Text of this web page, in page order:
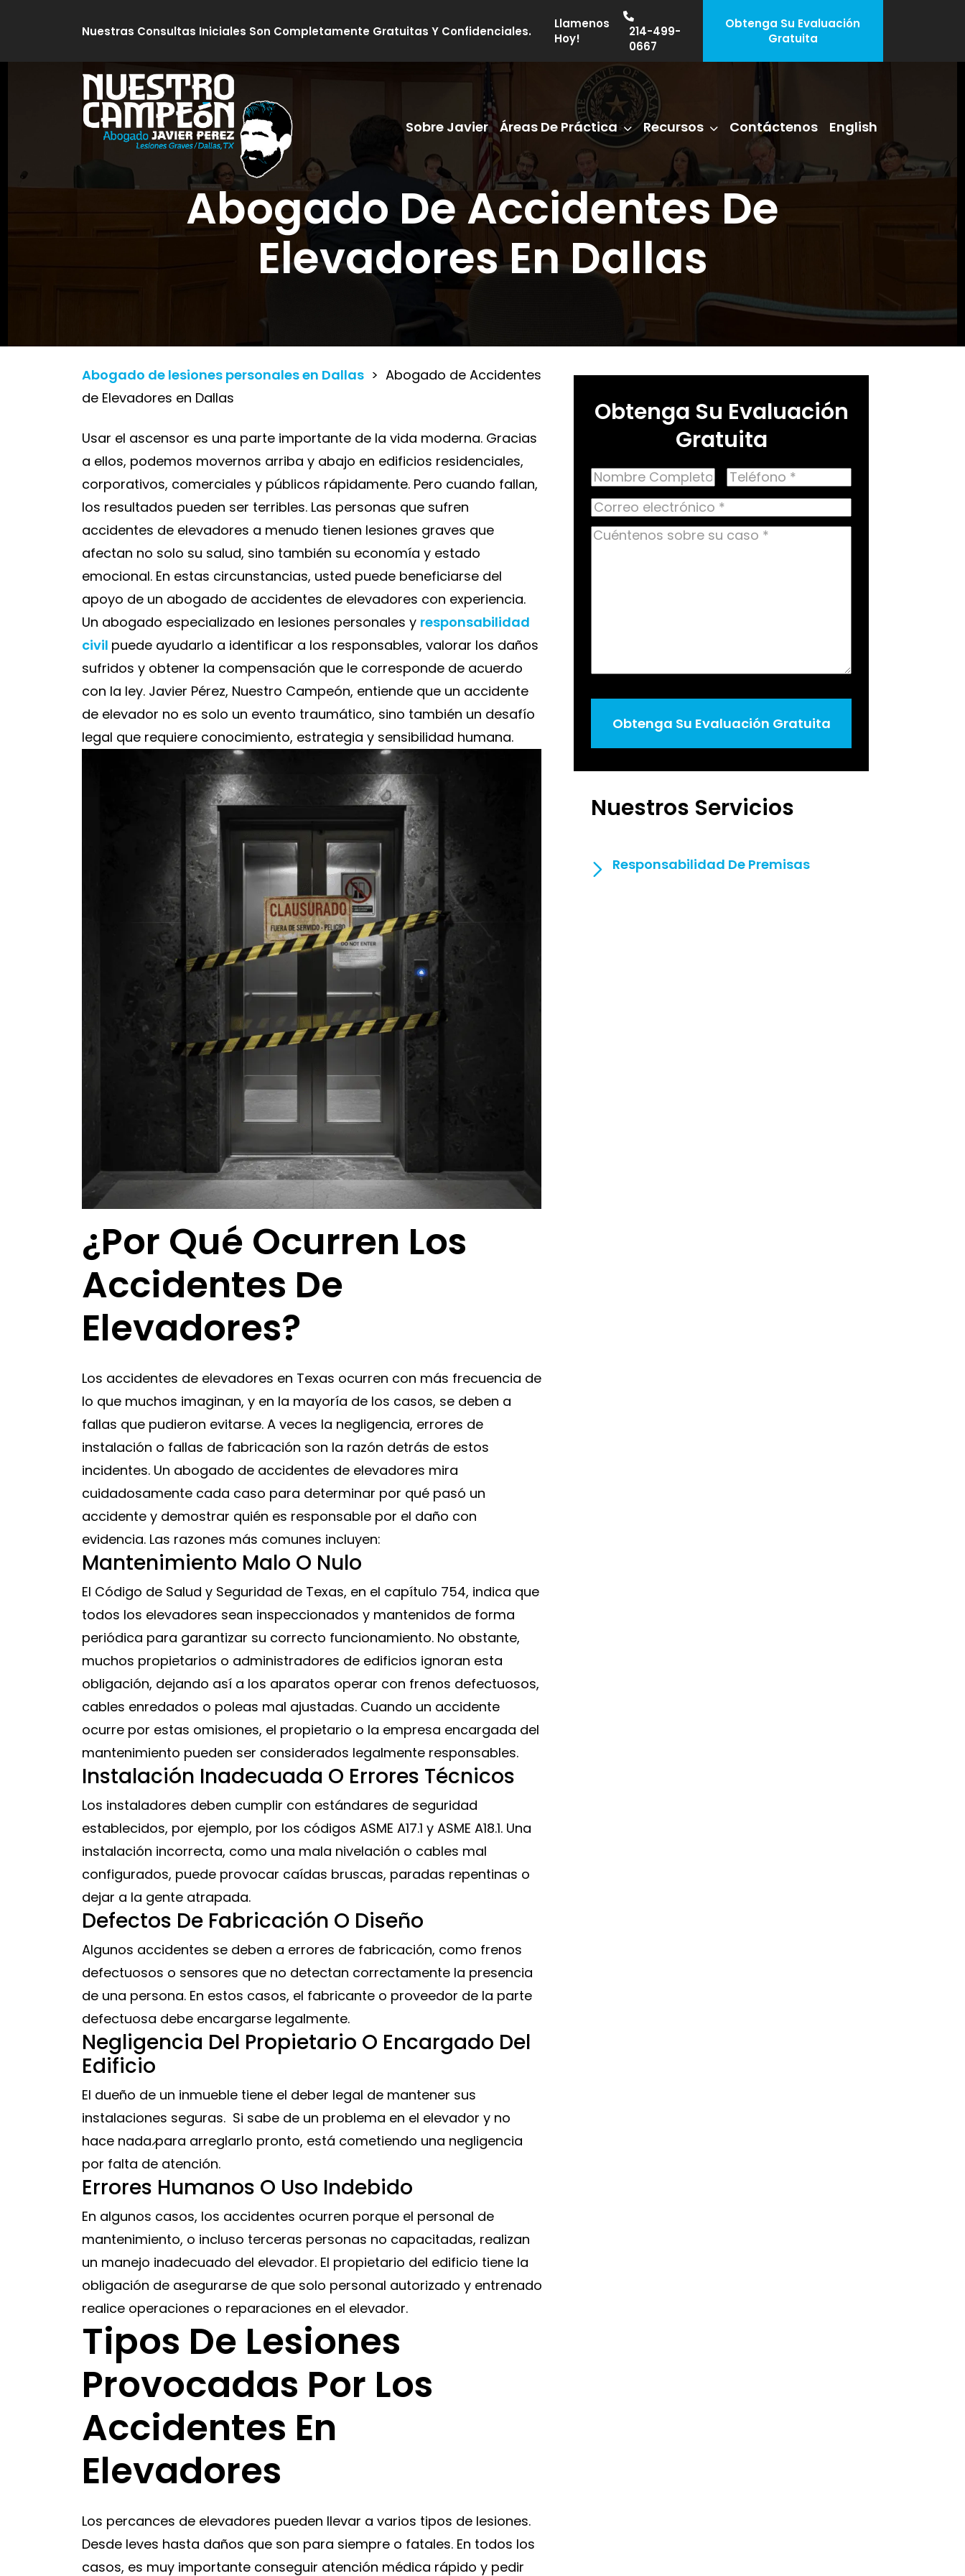
Nuestras Consultas Iniciales Son Completamente Gratuitas Y Confidenciales.
Llamenos
Hoy!
214-499-
0667
Obtenga Su Evaluación
Gratuita
Sobre Javier Áreas De Práctica Recursos Contáctenos English
Abogado De Accidentes De
Elevadores En Dallas
Abogado de lesiones personales en Dallas > Abogado de Accidentes
de Elevadores en Dallas
Usar el ascensor es una parte importante de la vida moderna. Gracias
a ellos, podemos movernos arriba y abajo en edificios residenciales,
corporativos, comerciales y públicos rápidamente. Pero cuando fallan,
los resultados pueden ser terribles. Las personas que sufren
accidentes de elevadores a menudo tienen lesiones graves que
afectan no solo su salud, sino también su economía y estado
emocional. En estas circunstancias, usted puede beneficiarse del
apoyo de un abogado de accidentes de elevadores con experiencia.
Un abogado especializado en lesiones personales y responsabilidad
civil puede ayudarlo a identificar a los responsables, valorar los daños
sufridos y obtener la compensación que le corresponde de acuerdo
con la ley. Javier Pérez, Nuestro Campeón, entiende que un accidente
de elevador no es solo un evento traumático, sino también un desafío
legal que requiere conocimiento, estrategia y sensibilidad humana.
¿Por Qué Ocurren Los
Accidentes De
Elevadores?
Los accidentes de elevadores en Texas ocurren con más frecuencia de
lo que muchos imaginan, y en la mayoría de los casos, se deben a
fallas que pudieron evitarse. A veces la negligencia, errores de
instalación o fallas de fabricación son la razón detrás de estos
incidentes. Un abogado de accidentes de elevadores mira
cuidadosamente cada caso para determinar por qué pasó un
accidente y demostrar quién es responsable por el daño con
evidencia. Las razones más comunes incluyen:
Mantenimiento Malo O Nulo
El Código de Salud y Seguridad de Texas, en el capítulo 754, indica que
todos los elevadores sean inspeccionados y mantenidos de forma
periódica para garantizar su correcto funcionamiento. No obstante,
muchos propietarios o administradores de edificios ignoran esta
obligación, dejando así a los aparatos operar con frenos defectuosos,
cables enredados o poleas mal ajustadas. Cuando un accidente
ocurre por estas omisiones, el propietario o la empresa encargada del
mantenimiento pueden ser considerados legalmente responsables.
Instalación Inadecuada O Errores Técnicos
Los instaladores deben cumplir con estándares de seguridad
establecidos, por ejemplo, por los códigos ASME A17.1 y ASME A18.1. Una
instalación incorrecta, como una mala nivelación o cables mal
configurados, puede provocar caídas bruscas, paradas repentinas o
dejar a la gente atrapada.
Defectos De Fabricación O Diseño
Algunos accidentes se deben a errores de fabricación, como frenos
defectuosos o sensores que no detectan correctamente la presencia
de una persona. En estos casos, el fabricante o proveedor de la parte
defectuosa debe encargarse legalmente.
Negligencia Del Propietario O Encargado Del
Edificio
El dueño de un inmueble tiene el deber legal de mantener sus
instalaciones seguras. Si sabe de un problema en el elevador y no͏
hace nada ̷para arreglarlo pronto, está cometiendo una negligencia
por falta de atención.
Errores Humanos O Uso Indebido
En algunos casos, los accidentes ocurren porque el personal de
mantenimiento, o incluso terceras personas no capacitadas, realizan
un manejo inadecuado del elevador. El propietario del edificio tiene la
obligación de asegurarse de que solo personal autorizado y entrenado
realice operaciones o reparaciones en el elevador.
Tipos De Lesiones
Provocadas Por Los
Accidentes En
Elevadores
Los percances de elevadores pueden llevar a varios tipos de lesiones.
Desde leves hasta daños que son para siempre o fatales. En todos los
casos, es muy importante conseguir atención médica rápido y pedir
Obtenga Su Evaluación
Gratuita
Name
Nombre
Completo
Teléfono
Correo
electrónico
Cuéntenos
Obtenga Su Evaluación Gratuita
Nuestros Servicios
Responsabilidad De Premisas